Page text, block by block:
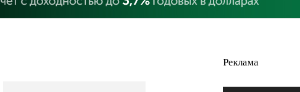
Реклама